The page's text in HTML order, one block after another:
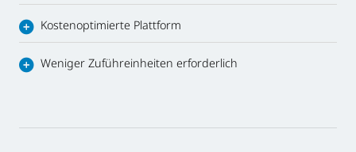
Kostenoptimierte Plattform
Weniger Zuführeinheiten erforderlich